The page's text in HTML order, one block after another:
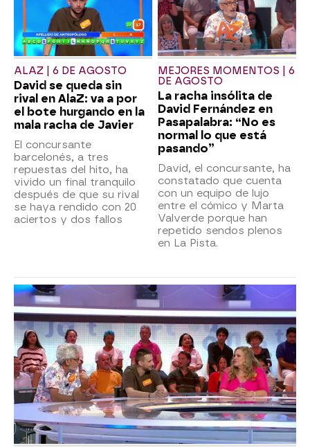
ALAZ | 6 DE AGOSTO
David se queda sin
rival en AlaZ: va a por
el bote hurgando en la
mala racha de Javier
El concursante
barcelonés, a tres
repuestas del hito, ha
vivido un final tranquilo
después de que su rival
se haya rendido con 20
aciertos y dos fallos
MEJORES MOMENTOS | 6
DE AGOSTO
La racha insólita de
David Fernández en
Pasapalabra: “No es
normal lo que está
pasando”
David, el concursante, ha
constatado que cuenta
con un equipo de lujo
entre el cómico y Marta
Valverde porque han
repetido sendos plenos
en La Pista.